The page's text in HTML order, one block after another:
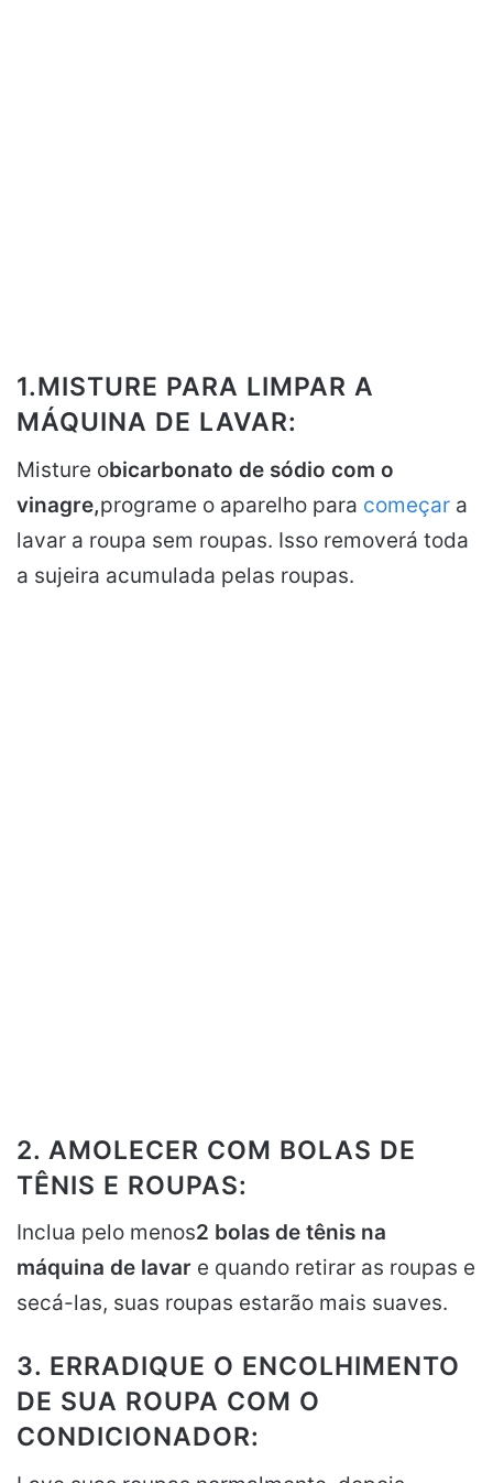
1.MISTURE PARA LIMPAR A
MÁQUINA DE LAVAR:
Misture obicarbonato de sódio com o
vinagre,programe o aparelho para começar a
lavar a roupa sem roupas. Isso removerá toda
a sujeira acumulada pelas roupas.
2. AMOLECER COM BOLAS DE
TÊNIS E ROUPAS:
Inclua pelo menos2 bolas de tênis na
máquina de lavar e quando retirar as roupas e
secá-las, suas roupas estarão mais suaves.
3. ERRADIQUE O ENCOLHIMENTO
DE SUA ROUPA COM O
CONDICIONADOR: